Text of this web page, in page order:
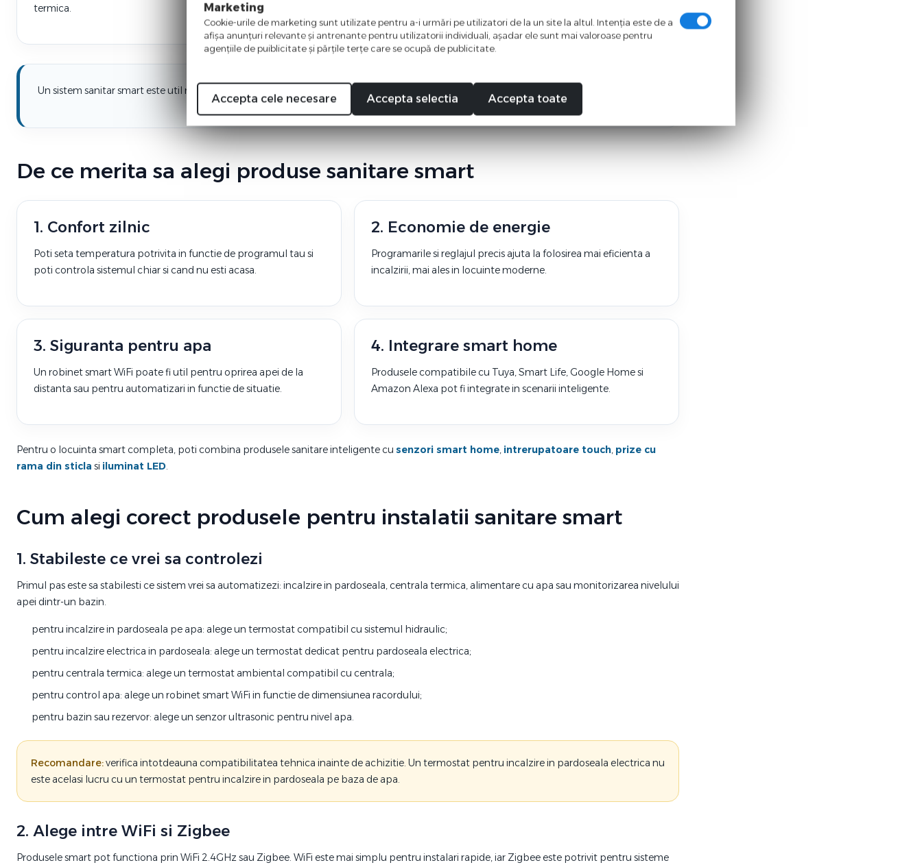
termica.
Un sistem sanitar smart este util mai ales cand vrei control din telefon, programari, notificari si integrare in ecosistemul smart home.
De ce merita sa alegi produse sanitare smart
1. Confort zilnic
Poti seta temperatura potrivita in functie de programul tau si
poti controla sistemul chiar si cand nu esti acasa.
2. Economie de energie
Programarile si reglajul precis ajuta la folosirea mai eficienta a
incalzirii, mai ales in locuinte moderne.
3. Siguranta pentru apa
Un robinet smart WiFi poate fi util pentru oprirea apei de la
distanta sau pentru automatizari in functie de situatie.
4. Integrare smart home
Produsele compatibile cu Tuya, Smart Life, Google Home si
Amazon Alexa pot fi integrate in scenarii inteligente.
Pentru o locuinta smart completa, poti combina produsele sanitare inteligente cu senzori smart home intrerupatoare touch prize cu
rama din sticla si iluminat LED
Cum alegi corect produsele pentru instalatii sanitare smart
1. Stabileste ce vrei sa controlezi
Primul pas este sa stabilesti ce sistem vrei sa automatizezi: incalzire in pardoseala, centrala termica, alimentare cu apa sau monitorizarea nivelului
apei dintr-un bazin.
pentru incalzire in pardoseala pe apa: alege un termostat compatibil cu sistemul hidraulic;
pentru incalzire electrica in pardoseala: alege un termostat dedicat pentru pardoseala electrica;
pentru centrala termica: alege un termostat ambiental compatibil cu centrala;
pentru control apa: alege un robinet smart WiFi in functie de dimensiunea racordului;
pentru bazin sau rezervor: alege un senzor ultrasonic pentru nivel apa.
Recomandare:verifica intotdeauna compatibilitatea tehnica inainte de achizitie. Un termostat pentru incalzire in pardoseala electrica nu
este acelasi lucru cu un termostat pentru incalzire in pardoseala pe baza de apa.
2. Alege intre WiFi si Zigbee
Produsele smart pot functiona prin WiFi 2.4GHz sau Zigbee. WiFi este mai simplu pentru instalari rapide, iar Zigbee este potrivit pentru sisteme
Marketing
Cookie-urile de marketing sunt utilizate pentru a-i urmări pe utilizatori de la un site la altul. Intenţia este de a
afişa anunţuri relevante şi antrenante pentru utilizatorii individuali, aşadar ele sunt mai valoroase pentru
agenţiile de puiblicitate şi părţile terţe care se ocupă de publicitate.
Accepta cele necesare Accepta selectia Accepta toate